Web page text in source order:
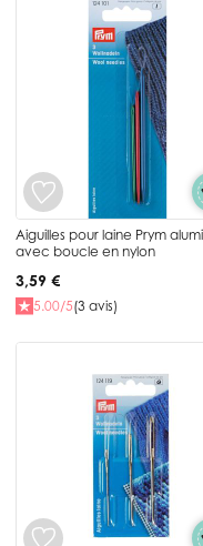
Aiguilles pour laine Prym
avec boucle en nylon
3,59 €
5.00/5(3 avis)